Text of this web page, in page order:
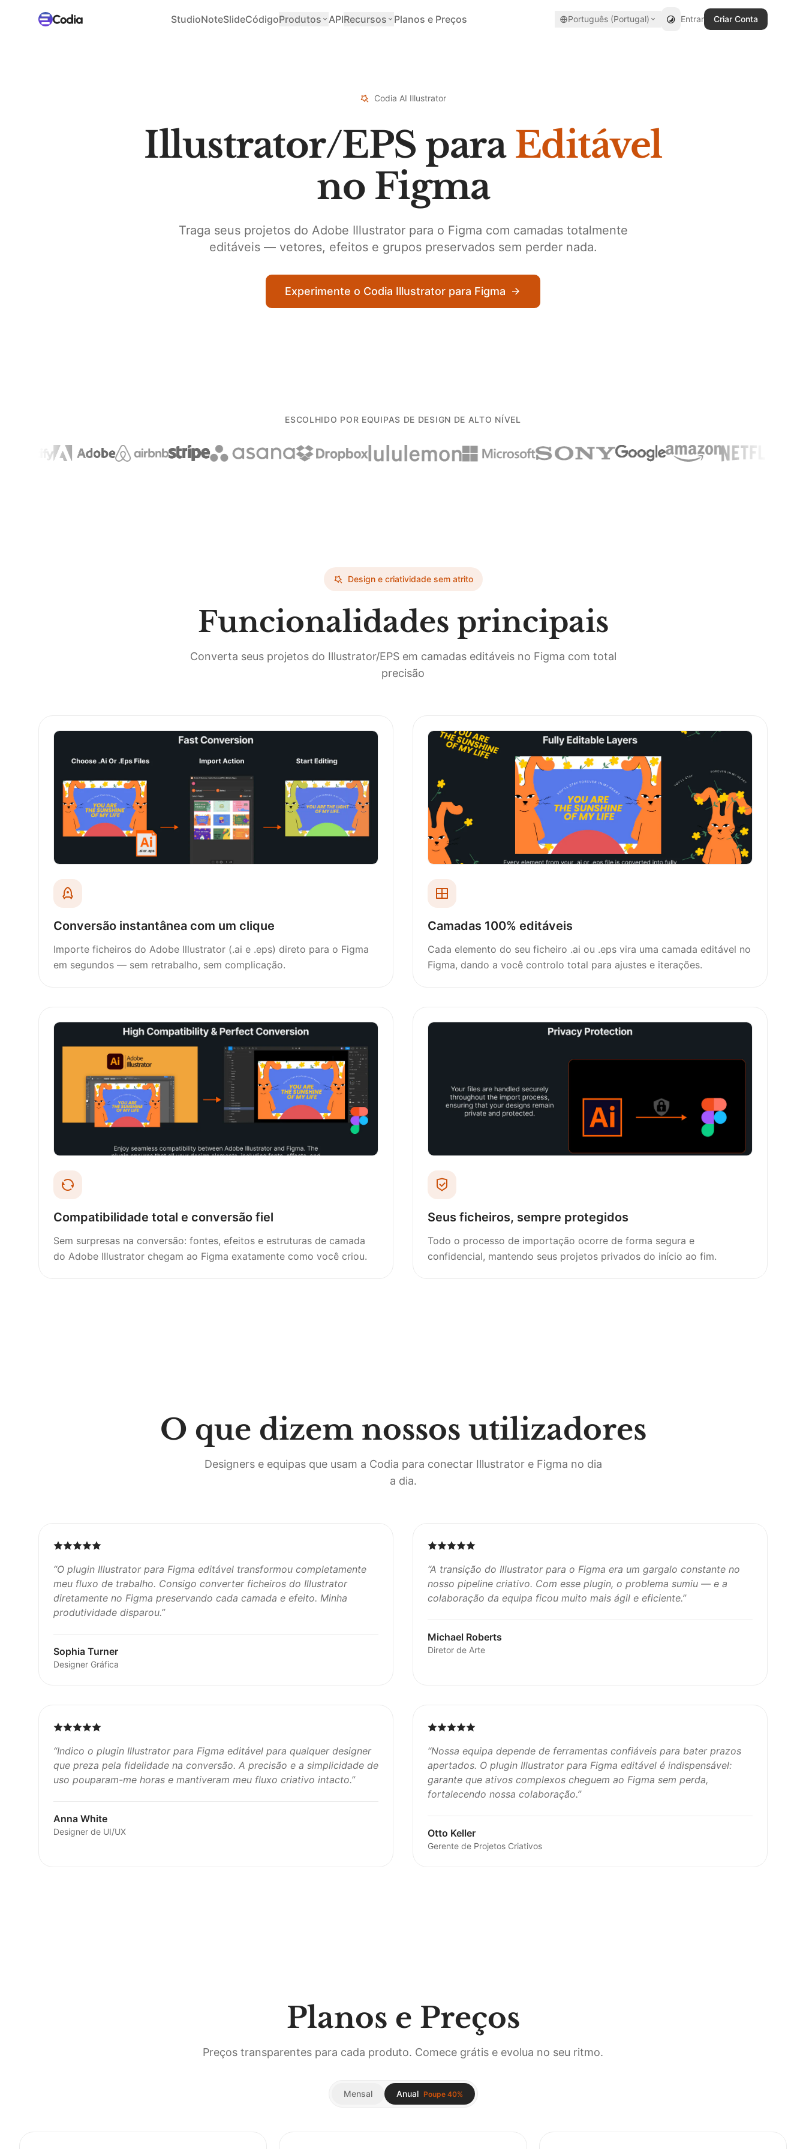
StudioNoteSlideCódigoProdutos APIRecursos Planos e Preços Português (Portugal) Entrar Criar Conta
Codia AI Illustrator
Illustrator/EPS para Editável
no Figma
Traga seus projetos do Adobe Illustrator para o Figma com camadas totalmente
editáveis — vetores, efeitos e grupos preservados sem perder nada.
Experimente o Codia Illustrator para Figma
ESCOLHIDO POR EQUIPAS DE DESIGN DE ALTO NÍVEL
Design e criatividade sem atrito
Funcionalidades principais
Converta seus projetos do Illustrator/EPS em camadas editáveis no Figma com total
precisão
Conversão instantânea com um clique
Importe ficheiros do Adobe Illustrator (.ai e .eps) direto para o Figma
em segundos — sem retrabalho, sem complicação.
Camadas 100% editáveis
Cada elemento do seu ficheiro .ai ou .eps vira uma camada editável no
Figma, dando a você controlo total para ajustes e iterações.
Compatibilidade total e conversão fiel
Sem surpresas na conversão: fontes, efeitos e estruturas de camada
do Adobe Illustrator chegam ao Figma exatamente como você criou.
Seus ficheiros, sempre protegidos
Todo o processo de importação ocorre de forma segura e
confidencial, mantendo seus projetos privados do início ao fim.
O que dizem nossos utilizadores
Designers e equipas que usam a Codia para conectar Illustrator e Figma no dia
a dia.
“O plugin Illustrator para Figma editável transformou completamente
meu fluxo de trabalho. Consigo converter ficheiros do Illustrator
diretamente no Figma preservando cada camada e efeito. Minha
produtividade disparou.”
Sophia Turner
Designer Gráfica
“A transição do Illustrator para o Figma era um gargalo constante no
nosso pipeline criativo. Com esse plugin, o problema sumiu — e a
colaboração da equipa ficou muito mais ágil e eficiente.”
Michael Roberts
Diretor de Arte
“Indico o plugin Illustrator para Figma editável para qualquer designer
que preza pela fidelidade na conversão. A precisão e a simplicidade de
uso pouparam-me horas e mantiveram meu fluxo criativo intacto.”
Anna White
Designer de UI/UX
“Nossa equipa depende de ferramentas confiáveis para bater prazos
apertados. O plugin Illustrator para Figma editável é indispensável:
garante que ativos complexos cheguem ao Figma sem perda,
fortalecendo nossa colaboração.”
Otto Keller
Gerente de Projetos Criativos
Planos e Preços
Preços transparentes para cada produto. Comece grátis e evolua no seu ritmo.
Mensal Anual Poupe 40%